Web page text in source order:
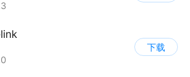
下载